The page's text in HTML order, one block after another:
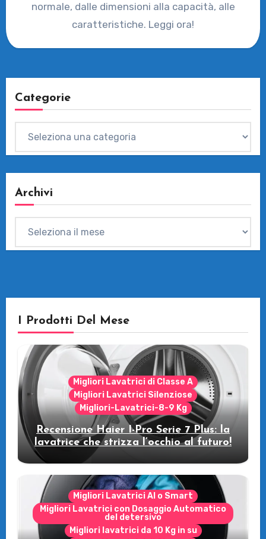
normale, dalle dimensioni alla capacità, alle
caratteristiche. Leggi ora!
Categorie
Archivi
I Prodotti Del Mese
Migliori Lavatrici di Classe A
Migliori Lavatrici Silenziose
Migliori-Lavatrici-8-9 Kg
Recensione Haier I-Pro Serie 7 Plus: la
lavatrice che strizza l’occhio al futuro!
Migliori Lavatrici AI o Smart
Migliori Lavatrici con Dosaggio Automatico
del detersivo
Migliori lavatrici da 10 Kg in su